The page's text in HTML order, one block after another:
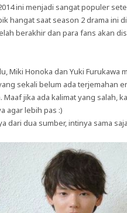
ini menjadi sangat populer
hangat saat season 2 drama ini
berakhir dan para fans akan
Miki Honoka dan Yuki Furukawa
sekali belum ada terjemahan
Maaf jika ada kalimat yang salah,
agar lebih pas :)
dari dua sumber, intinya sama